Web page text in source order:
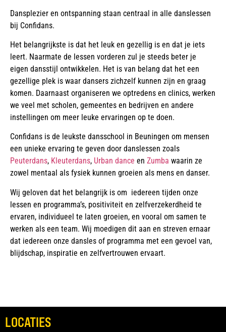
Dansplezier en ontspanning staan centraal in alle danslessen
bij Confidans.
Het belangrijkste is dat het leuk en gezellig is en dat je iets
leert. Naarmate de lessen vorderen zul je steeds beter je
eigen dansstijl ontwikkelen. Het is van belang dat het een
gezellige plek is waar dansers zichzelf kunnen zijn en graag
komen. Daarnaast organiseren we optredens en clinics, werken
we veel met scholen, gemeentes en bedrijven en andere
instellingen om meer leuke ervaringen op te doen.
Confidans is de leukste dansschool in Beuningen om mensen
een unieke ervaring te geven door danslessen zoals
Peuterdans, Kleuterdans, Urban dance en Zumba waarin ze
zowel mentaal als fysiek kunnen groeien als mens en danser.
Wij geloven dat het belangrijk is om iedereen tijden onze
lessen en programma’s, positiviteit en zelfverzekerdheid te
ervaren, individueel te laten groeien, en vooral om samen te
werken als een team. Wij moedigen dit aan en streven ernaar
dat iedereen onze dansles of programma met een gevoel van,
blijdschap, inspiratie en zelfvertrouwen ervaart.
LOCATIES